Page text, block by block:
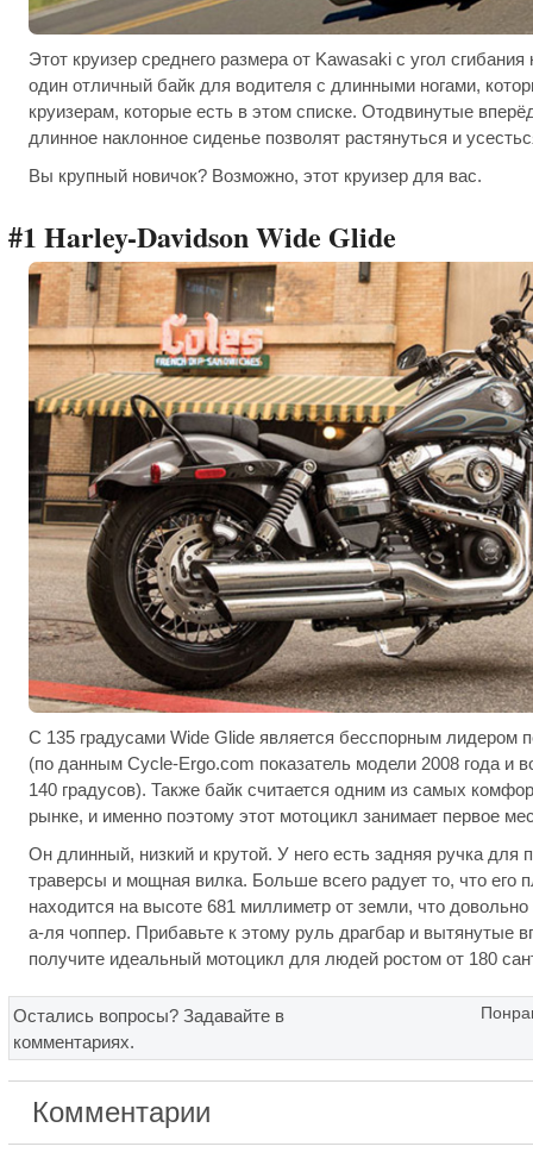
Этот круизер среднего размера от Kawasaki с угол
один отличный байк для водителя с длинными ногами,
круизерам, которые есть в этом списке. Отодвинутые
длинное наклонное сиденье позволят растянуться и
Вы крупный новичок? Возможно, этот круизер для вас.
#1 Harley-Davidson Wide Glide
С 135 градусами Wide Glide является бесспорным лидером
(по данным Cycle-Ergo.com показатель модели 2008 года и
140 градусов). Также байк считается одним из самых
рынке, и именно поэтому этот мотоцикл занимает первое
Он длинный, низкий и крутой. У него есть задняя ручка для
траверсы и мощная вилка. Больше всего радует то, что его
находится на высоте 681 миллиметр от земли, что довольно
а-ля чоппер. Прибавьте к этому руль драгбар и вытянутые
получите идеальный мотоцикл для людей ростом от 180
Остались вопросы? Задавайте в
комментариях.
Комментарии